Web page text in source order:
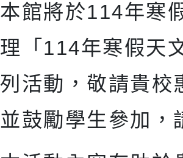
本館將於114年寒
理「114年寒假天
列活動，敬請貴校
並鼓勵學生參加，